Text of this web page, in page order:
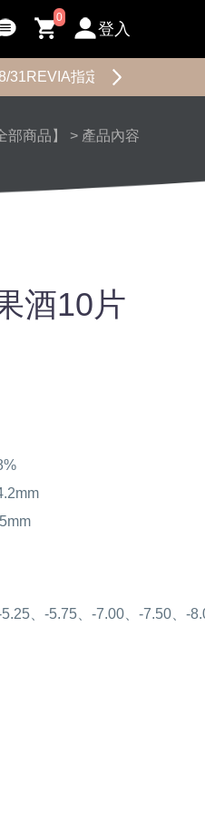
0
登入
8/31REVIA指定花色限時促銷】
部商品】 > 產品內容
酒10片
、-5.75、-7.00、-7.50、-